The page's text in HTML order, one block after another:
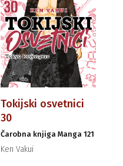
Tokijski osvetnici
30
Čarobna knjiga Manga 121
Ken Vakui